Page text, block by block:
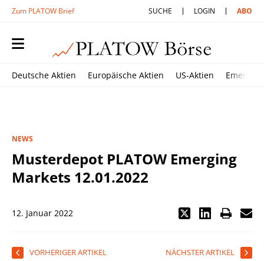
Zum PLATOW Brief SUCHE LOGIN ABO
Deutsche Aktien Europäische Aktien US-Aktien
NEWS
Musterdepot PLATOW Emerging
Markets 12.01.2022
12. Januar 2022
VORHERIGER ARTIKEL NÄCHSTER ARTIKEL